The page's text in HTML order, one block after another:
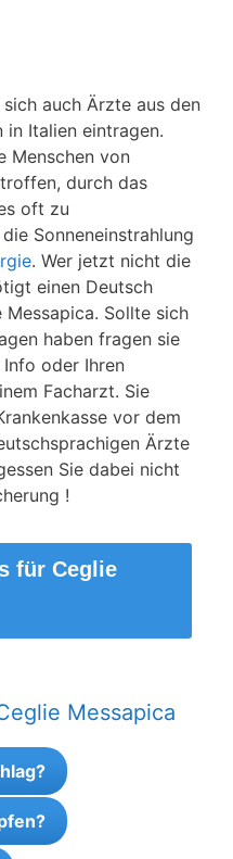
auch Ärzte aus den
Italien eintragen.
Menschen von
durch das
oft zu
Sonneneinstrahlung
. Wer jetzt nicht die
einen Deutsch
Sollte sich
haben fragen sie
oder Ihren
Facharzt. Sie
vor dem
Ärzte
Sie dabei nicht
!
für Ceglie
Messapica